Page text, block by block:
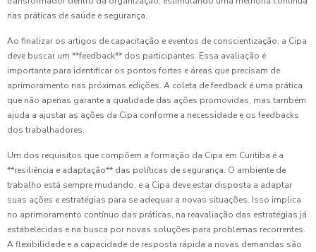
nas práticas de saúde e segurança.
Ao finalizar os artigos de capacitação e eventos de conscientização, a Cipa
deve buscar um **feedback** dos participantes. Essa avaliação é
importante para identificar os pontos fortes e áreas que precisam de
aprimoramento nas próximas edições. A coleta de feedback é uma prática
que não apenas garante a qualidade das ações promovidas, mas também
ajuda a ajustar as ações da Cipa conforme a necessidade e os feedbacks
dos trabalhadores.
Um dos requisitos que compõem a formação da Cipa em Curitiba é a
**resiliência e adaptação** das políticas de segurança. O ambiente de
trabalho está sempre mudando, e a Cipa deve estar disposta a adaptar
suas ações e estratégias para se adequar a novas situações. Isso implica
no aprimoramento contínuo das práticas, na reavaliação das estratégias já
estabelecidas e na busca por novas soluções para problemas recorrentes.
A flexibilidade e a capacidade de resposta rápida a novas demandas são